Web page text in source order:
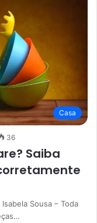
Casa
36
Saiba
Sousa – Toda